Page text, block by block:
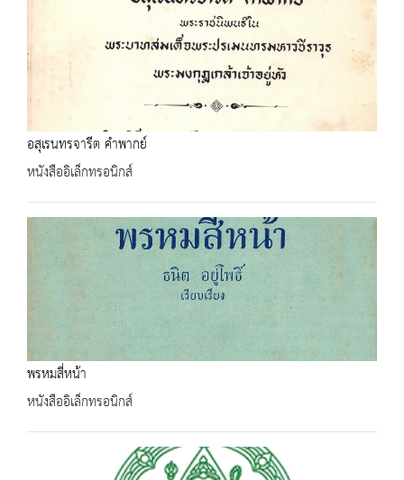
อสุเรนทรจารีต คำพากย์
หนังสืออิเล็กทรอนิกส์
พรหมสี่หน้า
หนังสืออิเล็กทรอนิกส์